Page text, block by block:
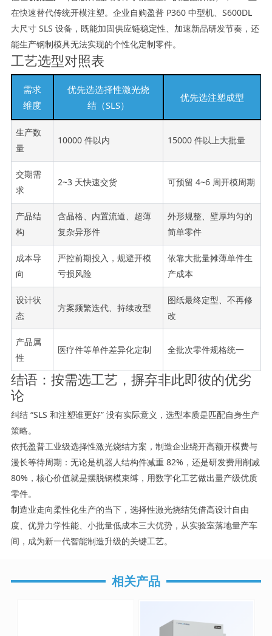
在快速替代传统开模注塑。企业自购盈普 P360 中型机、S600DL
大尺寸 SLS 设备，既能加固供应链稳定性、加速新品研发节奏，还
能生产钢制模具无法实现的个性化定制零件。
工艺选型对照表
需求
维度
优先选选择性激光烧
结（SLS）
优先选注塑成型
生产数
量
10000 件以内 15000 件以上大批量
交期需
求
2~3 天快速交货 可预留 4~6 周开模周期
产品结
构
含晶格、内置流道、超薄
复杂异形件
外形规整、壁厚均匀的
简单零件
成本导
向
严控前期投入，规避开模
亏损风险
依靠大批量摊薄单件生
产成本
设计状
态
方案频繁迭代、持续改型
图纸最终定型、不再修
改
产品属
性
医疗件等单件差异化定制 全批次零件规格统一
结语：按需选工艺，摒弃非此即彼的优劣
论
纠结 “SLS 和注塑谁更好” 没有实际意义，选型本质是匹配自身生产
策略。
依托盈普工业级选择性激光烧结方案，制造企业绕开高额开模费与
漫长等待周期：无论是机器人结构件减重 82%，还是研发费用削减
80%，核心价值就是摆脱钢模束缚，用数字化工艺做出量产级优质
零件。
制造业走向柔性化生产的当下，选择性激光烧结凭借高设计自由
度、优异力学性能、小批量低成本三大优势，从实验室落地量产车
间，成为新一代智能制造升级的关键工艺。
相关产品